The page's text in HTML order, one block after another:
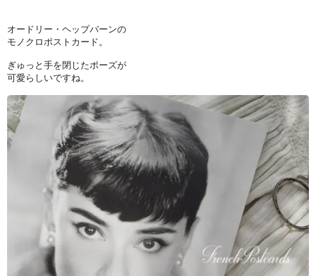
オードリー・ヘップバーンの
モノクロポストカード。
ぎゅっと手を閉じたポーズが
可愛らしいですね。